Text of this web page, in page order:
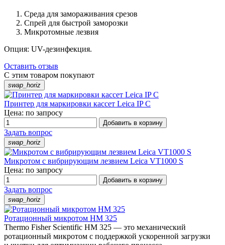
Среда для замораживания срезов
Спрей для быстрой заморозки
Микротомные лезвия
Опция: UV-дезинфекция.
Оставить отзыв
С этим товаром покупают
swap_horiz
Принтер для маркировки кассет Leica IP C
Цена: по запросу
Добавить в корзину
Задать вопрос
swap_horiz
Микротом с вибрирующим лезвием Leica VT1000 S
Цена: по запросу
Добавить в корзину
Задать вопрос
swap_horiz
Ротационный микротом HM 325
Thermo Fisher Scientific HM 325 — это механический
ротационный микротом с поддержкой ускоренной загрузки